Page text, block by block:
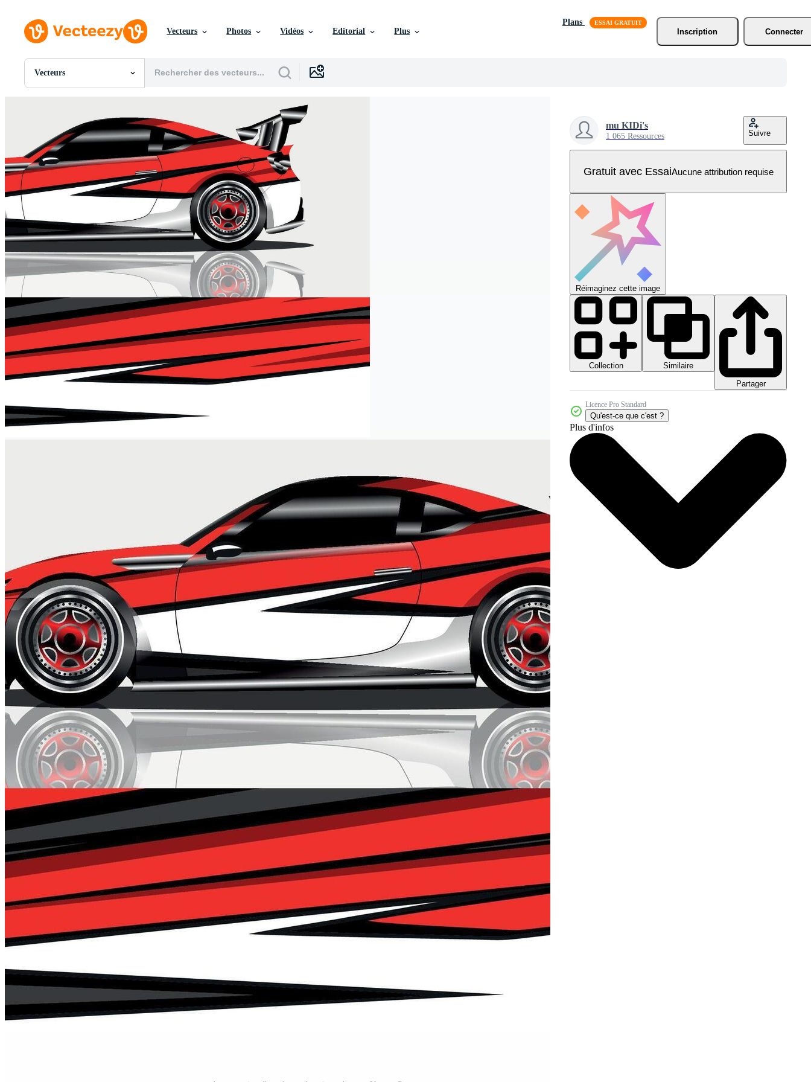
Vecteurs Photos Vidéos Editorial Plus
Plans
Inscription
Connecter
Vecteurs
Toutes Images
PSDs
SVGs
Modèles
Vecteurs
Motion graphics
Images Éditoriales
mu KIDi's
1 065 Ressources Suivre
Gratuit avec EssaiAucune attribution requise
Réimaginez cette image
Collection
Similaire
Partager
Licence Pro Standard
Qu'est-ce que c'est ?
Plus d'infos